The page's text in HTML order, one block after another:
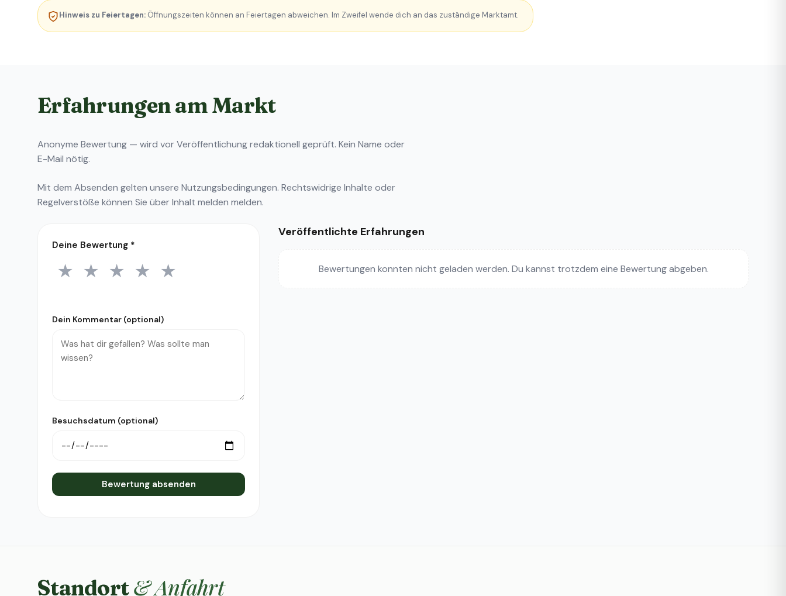
Hinweis zu Feiertagen: Öffnungszeiten können an Feiertagen abweichen. Im Zweifel wende dich an das zuständige Marktamt.
Erfahrungen am Markt
Anonyme Bewertung — wird vor Veröffentlichung redaktionell geprüft. Kein Name oder
E-Mail nötig.
Mit dem Absenden gelten unsere Nutzungsbedingungen. Rechtswidrige Inhalte oder
Regelverstöße können Sie überInhalt melden melden.
Deine Bewertung *
1 Stern
★ 2 Sterne
★ 3 Sterne
★ 4 Sterne
★ 5 Sterne
★
Dein Kommentar (optional)
Besuchsdatum (optional)
Bewertung absenden
Veröffentlichte Erfahrungen
Bewertungen konnten nicht geladen werden. Du kannst trotzdem eine Bewertung abgeben.
Standort& Anfahrt